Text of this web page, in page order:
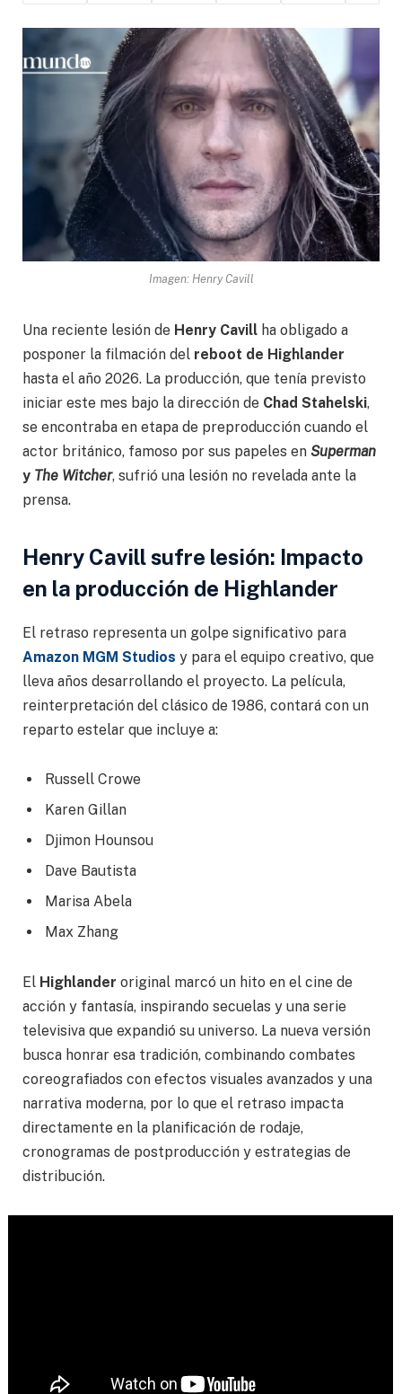
Imagen: Henry Cavill
Una reciente lesión de Henry Cavill ha obligado a
posponer la filmación del reboot de Highlander
hasta el año 2026. La producción, que tenía previsto
iniciar este mes bajo la dirección de Chad Stahelski,
se encontraba en etapa de preproducción cuando el
actor británico, famoso por sus papeles en Superman
y The Witcher, sufrió una lesión no revelada ante la
prensa.
Henry Cavill sufre lesión: Impacto
en la producción de Highlander
El retraso representa un golpe significativo para
Amazon MGM Studios y para el equipo creativo, que
lleva años desarrollando el proyecto. La película,
reinterpretación del clásico de 1986, contará con un
reparto estelar que incluye a:
Russell Crowe
Karen Gillan
Djimon Hounsou
Dave Bautista
Marisa Abela
Max Zhang
El Highlander original marcó un hito en el cine de
acción y fantasía, inspirando secuelas y una serie
televisiva que expandió su universo. La nueva versión
busca honrar esa tradición, combinando combates
coreografiados con efectos visuales avanzados y una
narrativa moderna, por lo que el retraso impacta
directamente en la planificación de rodaje,
cronogramas de postproducción y estrategias de
distribución.